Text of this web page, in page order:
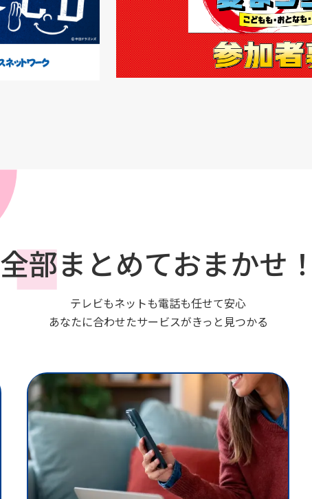
全部まとめておまかせ
テレビもネットも電話も任せて安心
あなたに合わせたサービスがきっと見つかる